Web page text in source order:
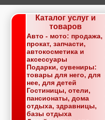
Каталог услуг и
товаров
Авто - мото: продажа,
прокат, запчасти,
автокосметика и
аксессуары
Подарки, сувениры:
товары для него, для
нее, для детей
Гостиницы, отели,
пансионаты, дома
отдыха, здравницы,
базы отдыха